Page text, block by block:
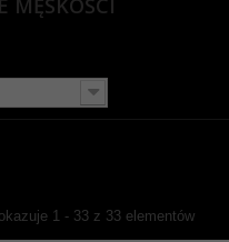
MĘSKOŚCI
1 - 33 z 33 elementów